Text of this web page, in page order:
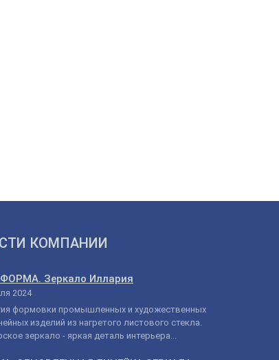
КОМПАНИИ
Зеркало Иллария
2024
формовки промышленных и художественных
изделий из нагретого листового стекла.
зеркало - яркая деталь интерьера...